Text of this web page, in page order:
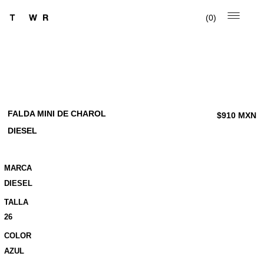
0
FALDA MINI DE CHAROL
DIESEL
$910MXN
MARCA
DIESEL
TALLA
26
COLOR
AZUL